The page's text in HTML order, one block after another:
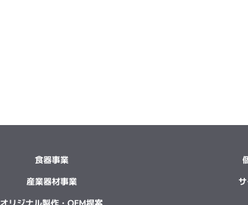
食器事業
産業器材事業
オリジナル製作・OEM提案